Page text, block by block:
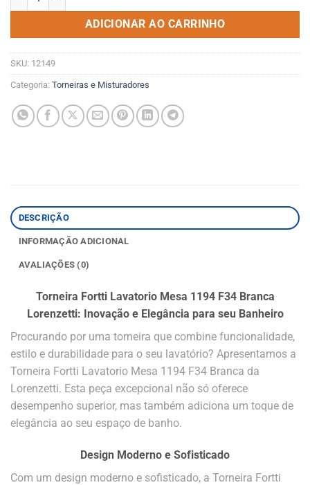
ADICIONAR AO CARRINHO
SKU: 12149
Categoria: Torneiras e Misturadores
DESCRIÇÃO
INFORMAÇÃO ADICIONAL
AVALIAÇÕES (0)
Torneira Fortti Lavatorio Mesa 1194 F34 Branca
Lorenzetti: Inovação e Elegância para seu Banheiro
Procurando por uma torneira que combine funcionalidade,
estilo e durabilidade para o seu lavatório? Apresentamos a
Torneira Fortti Lavatorio Mesa 1194 F34 Branca da
Lorenzetti. Esta peça excepcional não só oferece
desempenho superior, mas também adiciona um toque de
elegância ao seu espaço de banho.
Design Moderno e Sofisticado
Com um design moderno e sofisticado, a Torneira Fortti